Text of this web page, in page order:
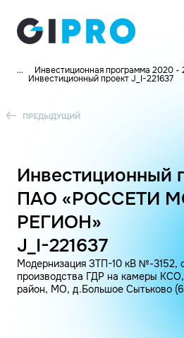
... Инвестиционная программа 2020 -
Инвестиционный проект J_I-221637
ПРЕДЫДУЩИЙ
Инвестиционный
ПАО «РОССЕТИ
РЕГИОН»
J_I-221637
Модернизация ЗТП-10 кВ №-3152,
производства ГДР на камеры
район, МО, д.Большое Сытьково